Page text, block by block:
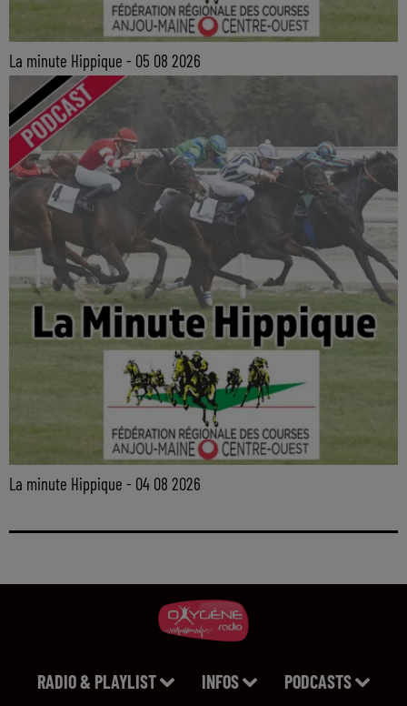
La minute Hippique - 05 08 2026
La minute Hippique - 04 08 2026
RADIO & PLAYLIST INFOS PODCASTS